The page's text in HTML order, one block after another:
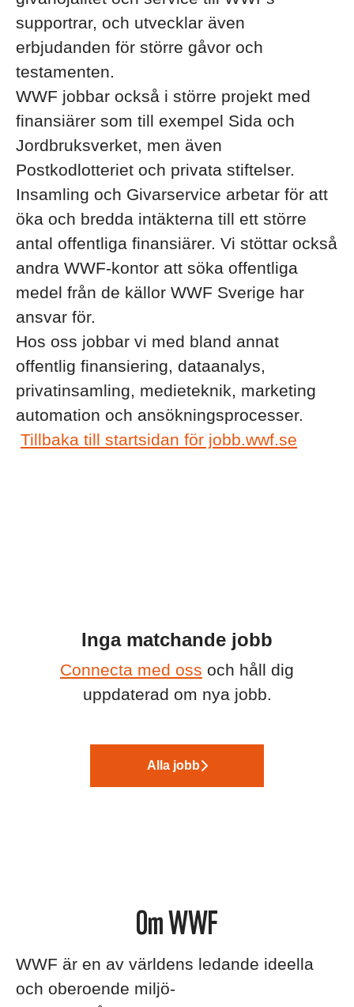
supportrar, och utvecklar även
erbjudanden för större gåvor och
testamenten.
WWF jobbar också i större projekt med
finansiärer som till exempel Sida och
Jordbruksverket, men även
Postkodlotteriet och privata stiftelser.
Insamling och Givarservice arbetar för att
öka och bredda intäkterna till ett större
antal offentliga finansiärer. Vi stöttar också
andra WWF-kontor att söka offentliga
medel från de källor WWF Sverige har
ansvar för.
Hos oss jobbar vi med bland annat
offentlig finansiering, dataanalys,
privatinsamling, medieteknik, marketing
automation och ansökningsprocesser.
Tillbaka till startsidan för jobb.wwf.se
Inga matchande jobb
Connecta med oss och håll dig
uppdaterad om nya jobb.
Alla jobb
Om WWF
WWF är en av världens ledande ideella
och oberoende miljö-